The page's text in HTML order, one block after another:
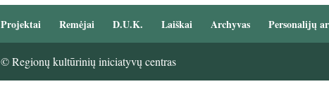
Projektai Remėjai D.U.K. Laiškai Archyvas Personalijų
© Regionų kultūrinių iniciatyvų centras